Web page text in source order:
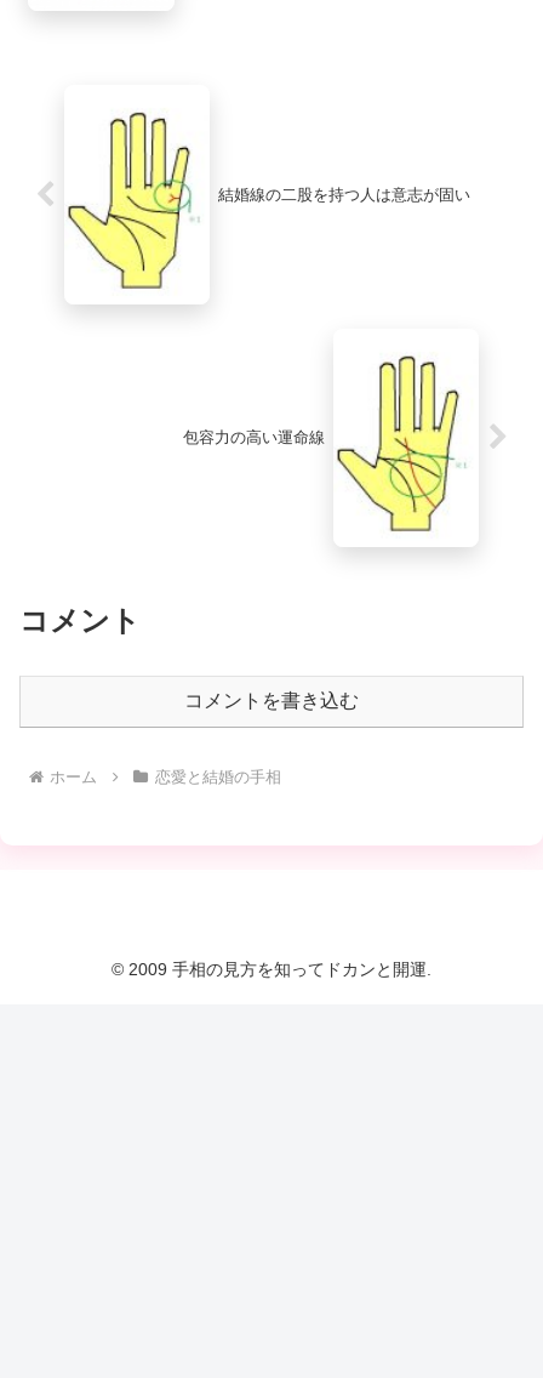
結婚線の二股を持つ人は意志が固い
包容力の高い運命線
コメント
コメントを書き込む
ホーム 恋愛と結婚の手相
© 2009 手相の見方を知ってドカンと開運.